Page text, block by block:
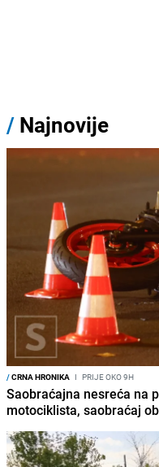
/ Najnovije
/CRNA HRONIKA I PRIJE OKO 9H
Saobraćajna nesreća na
motociklista, saobraćaj